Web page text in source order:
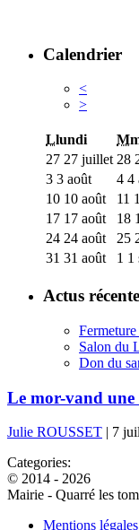
Calendrier
<
>
Llundi M
27 27 juillet 28
3 3 août 4 4
10 10 août 11
17 17 août 18
24 24 août 25
31 31 août 1 1
Actus
Salon du
Don du
Le mor-vand une
Julie ROUSSET | 7
Categories:
© 2014 - 2026
Mairie - Quarré les
Mentions légales